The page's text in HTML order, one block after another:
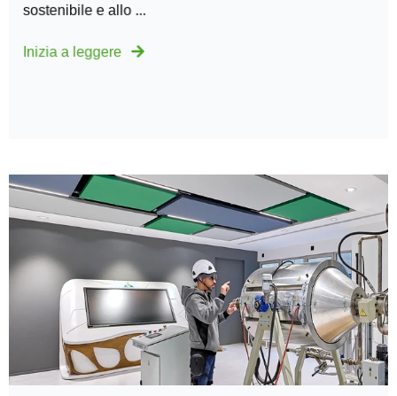
sostenibile e allo ...
Inizia a leggere